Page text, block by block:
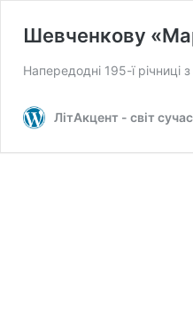
Шевченкову
Напередодні 195-ї
ЛітАкцент - світ